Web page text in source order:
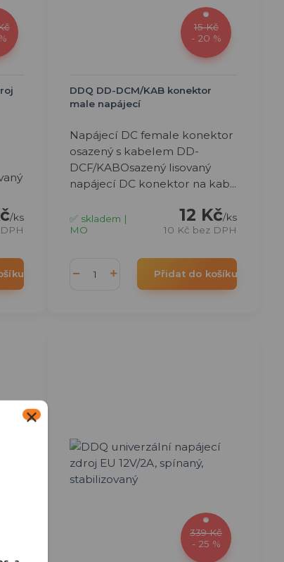
/ks
15 Kč
- 20 %
DDQ DD-DCM/KAB konektor
male napájecí
Napájecí DC female konektor
osazený s kabelem DD-
DCF/KABOsazený lisovaný
napájecí DC konektor na kab...
12 Kč/ks
10 Kč bez DPH
✅ skladem |
MO
Přidat do košíku
339 Kč
- 25 %